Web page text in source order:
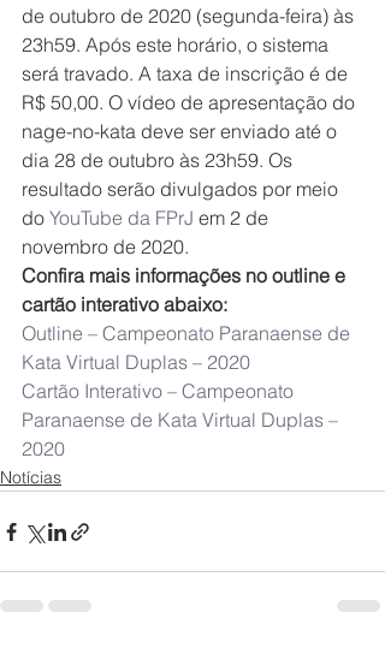
de outubro de 2020 (segunda-feira) às
23h59. Após este horário, o sistema
será travado. A taxa de inscrição é de
R$ 50,00. O vídeo de apresentação do
nage-no-kata deve ser enviado até o
dia 28 de outubro às 23h59. Os
resultado serão divulgados por meio
do YouTube da FPrJ em 2 de
novembro de 2020.
Confira mais informações no outline e
cartão interativo abaixo:
Outline – Campeonato Paranaense de
Kata Virtual Duplas – 2020
Cartão Interativo – Campeonato
Paranaense de Kata Virtual Duplas –
2020
Notícias